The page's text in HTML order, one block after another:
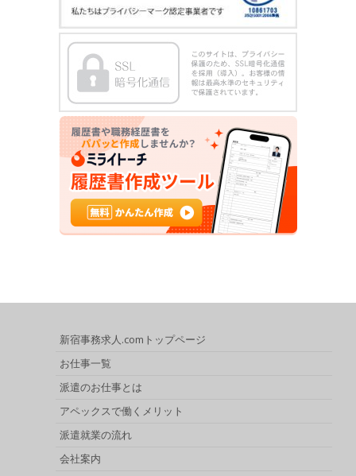
新宿事務求人.comトップページ
お仕事一覧
派遣のお仕事とは
アペックスで働くメリット
派遣就業の流れ
会社案内